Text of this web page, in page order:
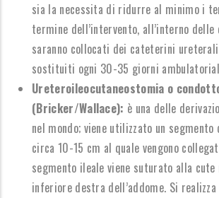
sia la necessita di ridurre al minimo i
termine dell’intervento, all’interno
saranno collocati dei cateterini
sostituiti ogni 30-35 giorni
Ureteroileocutaneostomia o
(Bricker/Wallace): è una delle
nel mondo; viene utilizzato un
circa 10-15 cm al quale vengono
segmento ileale viene suturato alla
inferiore destra dell’addome. Si